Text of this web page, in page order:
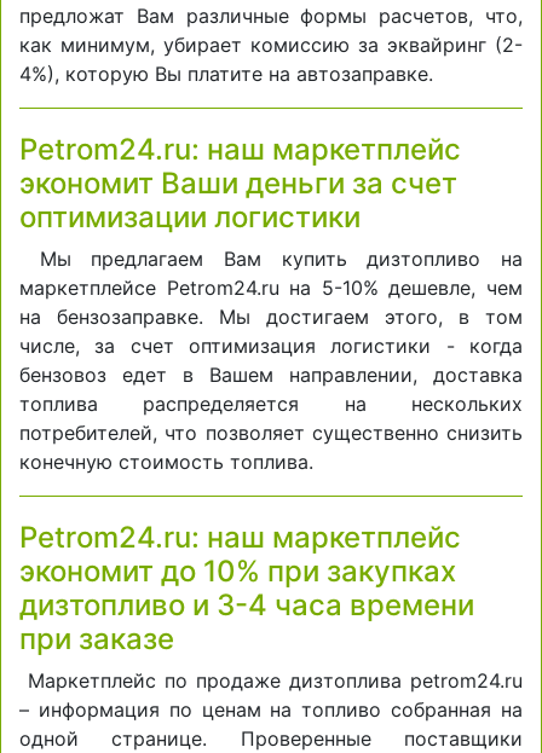
предложат Вам различные формы расчетов, что,
как минимум, убирает комиссию за эквайринг (2-
4%), которую Вы платите на автозаправке.
Petrom24.ru: наш маркетплейс
экономит Ваши деньги за счет
оптимизации логистики
Мы предлагаем Вам купить дизтопливо на
маркетплейсе Petrom24.ru на 5-10% дешевле, чем
на бензозаправке. Мы достигаем этого, в том
числе, за счет оптимизация логистики - когда
бензовоз едет в Вашем направлении, доставка
топлива распределяется на нескольких
потребителей, что позволяет существенно снизить
конечную стоимость топлива.
Petrom24.ru: наш маркетплейс
экономит до 10% при закупках
дизтопливо и 3-4 часа времени
при заказе
Маркетплейс по продаже дизтоплива petrom24.ru
– информация по ценам на топливо собранная на
одной странице. Проверенные поставщики